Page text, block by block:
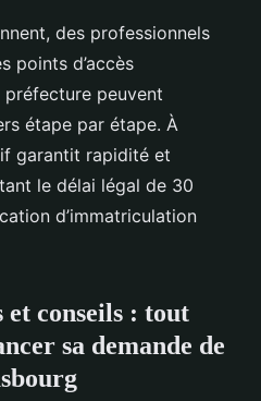
des professionnels
points d’accès
préfecture peuvent
étape par étape. À
garantit rapidité et
le délai légal de 30
d’immatriculation
et conseils : tout
sa demande de